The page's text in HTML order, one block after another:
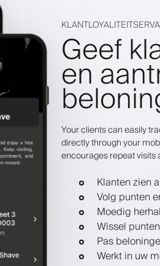
Geef
en
Your clients can easily
directly through your
encourages repeat visits
Klanten zien
Volg punten
Moedig
Wissel
Pas
Werkt in uw